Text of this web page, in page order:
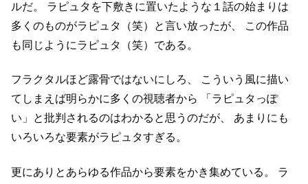
ルだ。
ラピュタを下敷きに置いたような１話の始まりは
多くのものがラピュタ（笑）と言い放ったが、
この作品
も同じようにラピュタ（笑）である。
フラクタルほど露骨ではないにしろ、
こういう風に描い
てしまえば明らかに多くの視聴者から
「ラピュタっぽ
い」と批判されるのはわかると思うのだが、
あまりにも
いろいろな要素がラピュタすぎる。
更にありとあらゆる作品から要素をかき集めている。
ラ